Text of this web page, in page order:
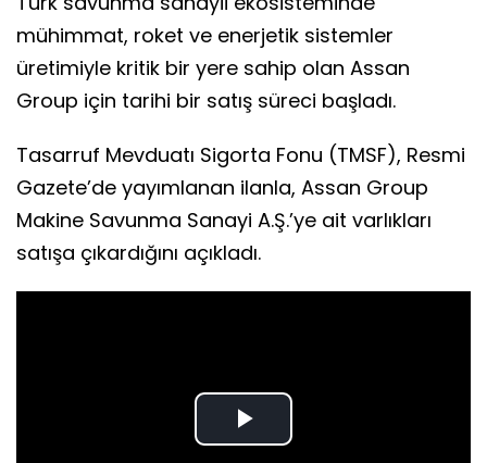
mühimmat, roket ve enerjetik sistemler
üretimiyle kritik bir yere sahip olan Assan
Group için tarihi bir satış süreci başladı.
Tasarruf Mevduatı Sigorta Fonu (TMSF), Resmi
Gazete’de yayımlanan ilanla, Assan Group
Makine Savunma Sanayi A.Ş.’ye ait varlıkları
satışa çıkardığını açıkladı.
Play